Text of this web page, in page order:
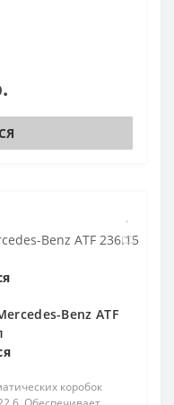
Benz ATF
коробок